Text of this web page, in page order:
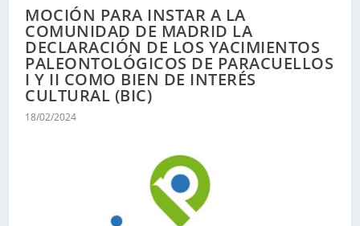
MOCIÓN PARA INSTAR A LA
COMUNIDAD DE MADRID LA
DECLARACIÓN DE LOS YACIMIENTOS
PALEONTOLÓGICOS DE PARACUELLOS
I Y II COMO BIEN DE INTERÉS
CULTURAL (BIC)
18/02/2024